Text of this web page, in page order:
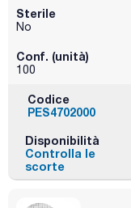
Sterile
No
Conf. (unità)
100
Codice
PES4702000
Disponibilità
Controlla le
scorte